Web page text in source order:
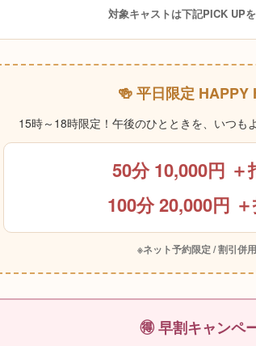
対象キャストは下記PICK UP
🍻 平日限定 HAPPY
15時～18時限定！午後のひとときを、いつも
50分 10,000円 ＋
100分 20,000円
※ネット予約限定 / 割引併
🉐 早割キャンペ